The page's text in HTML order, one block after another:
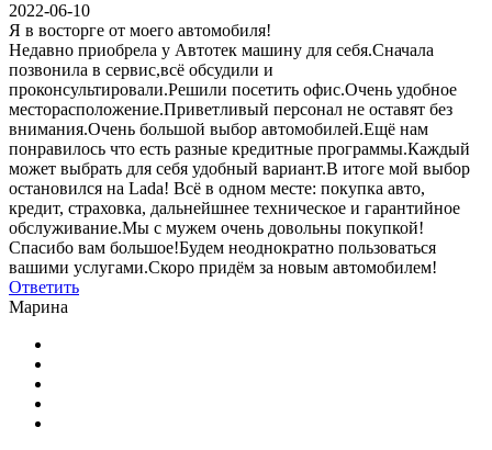
2022-06-10
Я в восторге от моего автомобиля!
Недавно приобрела у Автотек машину для себя.Сначала
позвонила в сервис,всё обсудили и
проконсультировали.Решили посетить офис.Очень удобное
месторасположение.Приветливый персонал не оставят без
внимания.Очень большой выбор автомобилей.Ещё нам
понравилось что есть разные кредитные программы.Каждый
может выбрать для себя удобный вариант.В итоге мой выбор
остановился на Lada! Всё в одном месте: покупка авто,
кредит, страховка, дальнейшнее техническое и гарантийное
обслуживание.Мы с мужем очень довольны покупкой!
Спасибо вам большое!Будем неоднократно пользоваться
вашими услугами.Скоро придём за новым автомобилем!
Ответить
Марина